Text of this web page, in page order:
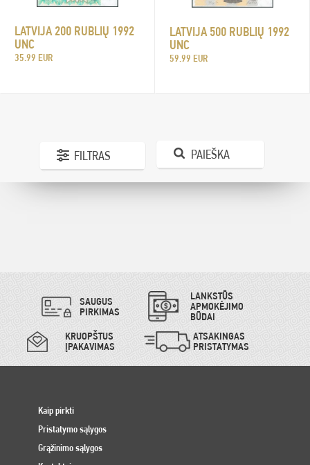
LATVIJA 200 RUBLIŲ 1992
UNC
35.99 EUR
LATVIJA 500 RUBLIŲ 1992
UNC
59.99 EUR
FILTRAS PAIEŠKA
SAUGUS
PIRKIMAS
LANKSTŪS
APMOKĖJIMO
BŪDAI
KRUOPŠTUS
ĮPAKAVIMAS
ATSAKINGAS
PRISTATYMAS
Kaip pirkti
Pristatymo sąlygos
Grąžinimo sąlygos